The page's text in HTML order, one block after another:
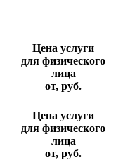
Цена услуги
для физического
лица
от, руб.
Цена услуги
для физического
лица
от, руб.